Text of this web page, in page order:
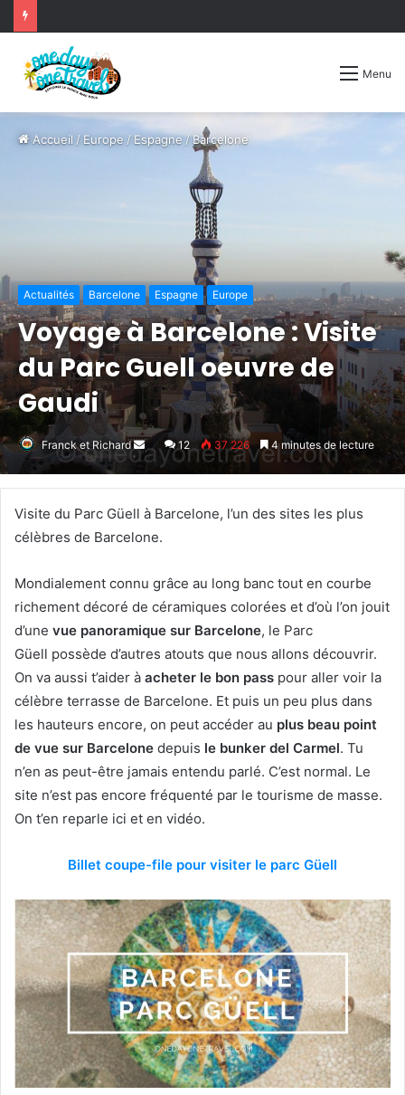
Menu
Accueil /Europe /Espagne/Barcelone
Actualités Barcelone Espagne Europe
Voyage à Barcelone : Visite
du Parc Guell oeuvre de
Gaudi
Franck et Richard
Envoyer
un
courriel
12 37 226 4 minutes de lecture
Visite du Parc Güell à Barcelone, l’un des sites les plus
célèbres de Barcelone.
Mondialement connu grâce au long banc tout en courbe
richement décoré de céramiques colorées et d’où l’on jouit
d’une vue panoramique sur Barcelone, le Parc
Güell possède d’autres atouts que nous allons découvrir.
On va aussi t’aider à acheter le bon pass pour aller voir la
célèbre terrasse de Barcelone. Et puis un peu plus dans
les hauteurs encore, on peut accéder au plus beau point
de vue sur Barcelone depuis le bunker del Carmel. Tu
n’en as peut-être jamais entendu parlé. C’est normal. Le
site n’est pas encore fréquenté par le tourisme de masse.
On t’en reparle ici et en vidéo.
Billet coupe-file pour visiter le parc Güell